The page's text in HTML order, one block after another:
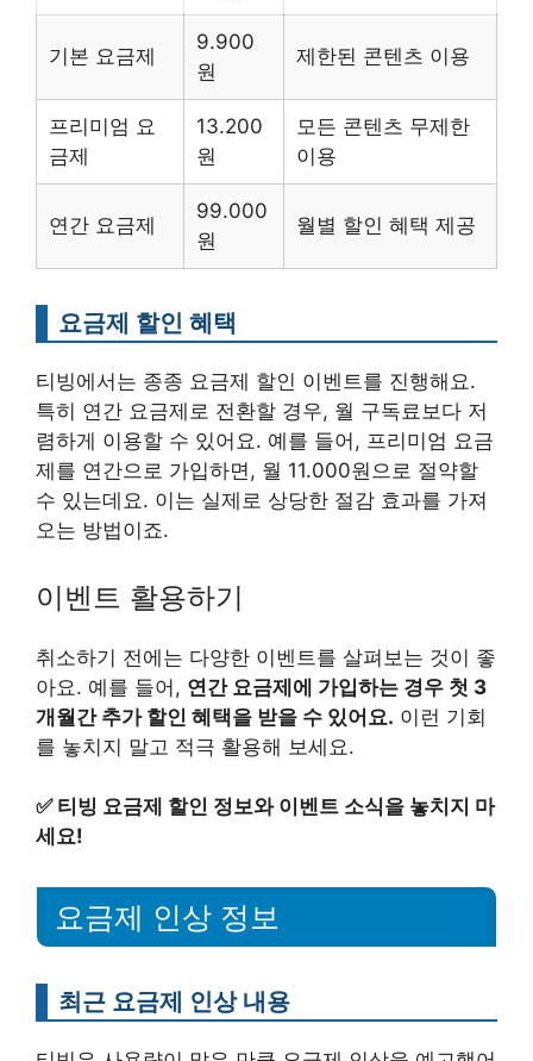
기본 요금제
9.900
원
제한된 콘텐츠 이용
프리미엄 요
금제
13.200
원
모든 콘텐츠 무제한
이용
연간 요금제
99.000
원
월별 할인 혜택 제공
요금제 할인 혜택
티빙에서는 종종 요금제 할인 이벤트를 진행해요.
특히 연간 요금제로 전환할 경우, 월 구독료보다 저
렴하게 이용할 수 있어요. 예를 들어, 프리미엄 요금
제를 연간으로 가입하면, 월 11.000원으로 절약할
수 있는데요. 이는 실제로 상당한 절감 효과를 가져
오는 방법이죠.
이벤트 활용하기
취소하기 전에는 다양한 이벤트를 살펴보는 것이 좋
아요. 예를 들어, 연간 요금제에 가입하는 경우 첫 3
개월간 추가 할인 혜택을 받을 수 있어요. 이런 기회
를 놓치지 말고 적극 활용해 보세요.
✅ 티빙 요금제 할인 정보와 이벤트 소식을 놓치지 마
세요!
요금제 인상 정보
최근 요금제 인상 내용